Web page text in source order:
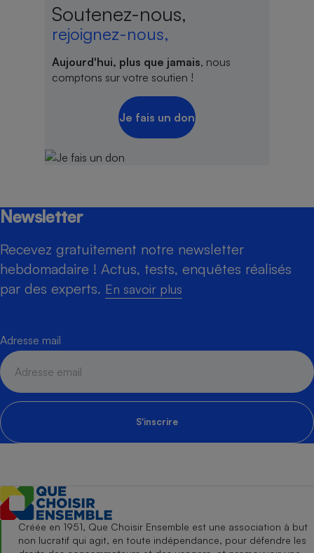
Soutenez-nous,
rejoignez-nous,
Aujourd'hui, plus que jamais, nous
comptons sur votre soutien !
Je fais un don
Newsletter
Recevez gratuitement notre newsletter
hebdomadaire ! Actus, tests, enquêtes réalisés
par des experts. En savoir plus
Adresse mail
S'inscrire
Créée en 1951, Que Choisir Ensemble est une association à but
non lucratif qui agit, en toute indépendance, pour défendre les